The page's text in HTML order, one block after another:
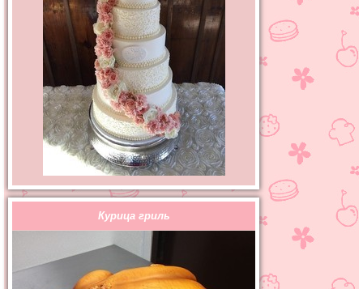
Курица гриль